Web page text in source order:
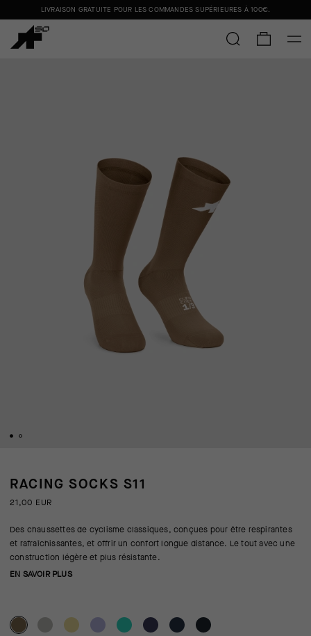
LIVRAISON GRATUITE POUR LES COMMANDES SUPÉRIEURES À 100€.
RACING SOCKS S11
21,00 EUR
Des chaussettes de cyclisme classiques, conçues pour être respirantes
et rafraîchissantes, et offrir un confort longue distance. Le tout avec une
construction légère et plus résistante.
EN SAVOIR PLUS